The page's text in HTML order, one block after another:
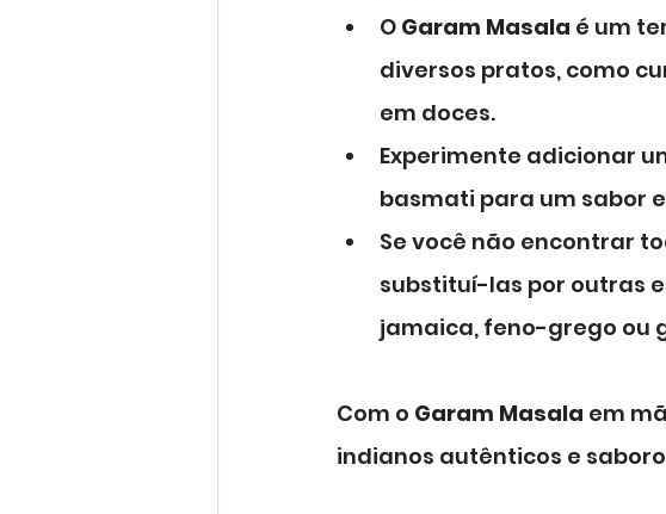
O Garam Masala é um
diversos pratos, como
em doces.
Experimente adicionar
basmati para um sabor
Se você não encontrar
substituí-las por outras
jamaica, feno-grego ou
Com o Garam Masala em
indianos autênticos e